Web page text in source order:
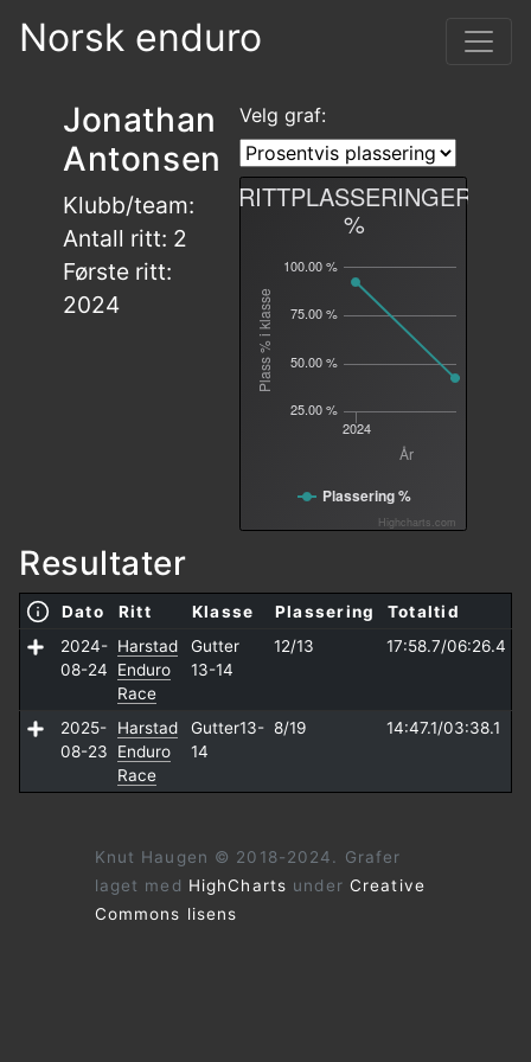
Norsk enduro
Jonathan
Antonsen
Klubb/team:
Antall ritt: 2
Første ritt:
2024
Velg graf:
År
Plass % i klasse
RITTPLASSERINGER
%
2024
100.00 %
25.00 %
50.00 %
75.00 %
Plassering %
Highcharts.com
Resultater
Dato Ritt Klasse Plassering
Totaltid
2024-
08-24
Harstad
Enduro
Race
Gutter
13-14
12/13 17:58.7/06:26.4
2025-
08-23
Harstad
Enduro
Race
Gutter13-
14
8/19 14:47.1/03:38.1
Knut Haugen © 2018-2024. Grafer
laget med HighCharts under Creative
Commons lisens